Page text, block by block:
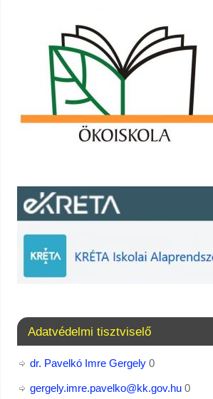
Adatvédelmi tisztviselő
dr. Pavelkó Imre Gergely0
gergely.imre.pavelko@kk.gov.hu0